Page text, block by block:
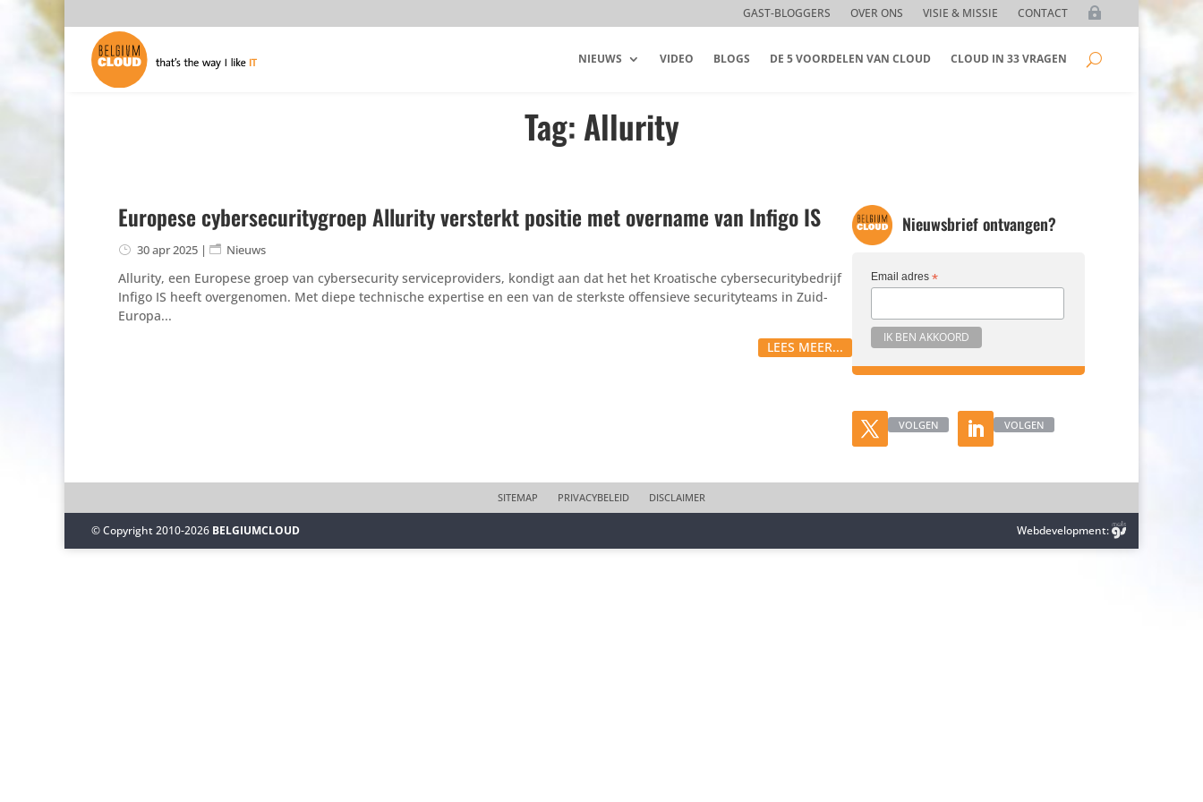
GAST-BLOGGERS OVER ONS VISIE & MISSIE CONTACT
NIEUWS VIDEO BLOGS DE 5 VOORDELEN VAN CLOUD CLOUD IN 33 VRAGEN
Tag: Allurity
Europese cybersecuritygroep Allurity versterkt positie met overname van Infigo IS
30 apr 2025| Nieuws
Allurity, een Europese groep van cyber­se­cu­rity servi­ce­pro­vi­ders, kondigt aan dat het het Kroa­ti­sche cyber­se­cu­ri­ty­be­drijf
Infigo IS heeft over­ge­nomen. Met diepe tech­ni­sche expertise en een van de sterkste offen­sieve secu­ri­ty­teams in Zuid-
Europa...
LEES MEER...
Nieuwsbrief ontvangen?
Email adres *
VOLGEN VOLGEN
SITEMAP PRIVACYBELEID DISCLAIMER
© Copyright 2010-2026 BELGIUMCLOUD Webdevelopment: